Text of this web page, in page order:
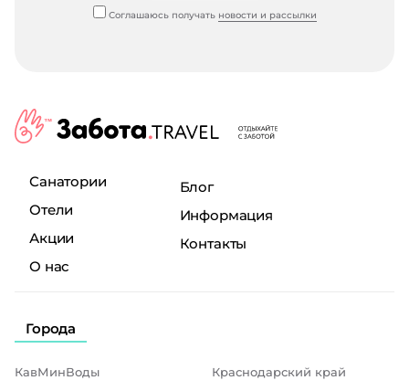
Соглашаюсь получать новости и рассылки
Санатории
Отели
Акции
О нас
Блог
Информация
Контакты
Города
КавМинВоды
Краснодарский край